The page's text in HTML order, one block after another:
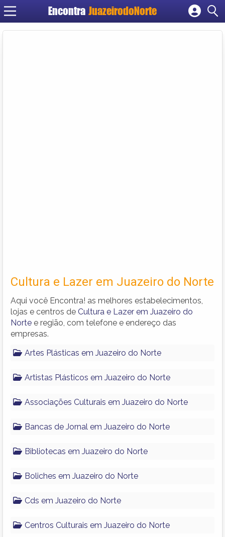
Encontra JuazeirodoNorte
Cadastrar empresa
Cultura e Lazer em Juazeiro do Norte
Aqui você Encontra! as melhores estabelecimentos,
lojas e centros de Cultura e Lazer em Juazeiro do
Norte e região, com telefone e endereço das
empresas.
Artes Plásticas em Juazeiro do Norte
Artistas Plásticos em Juazeiro do Norte
Associações Culturais em Juazeiro do Norte
Bancas de Jornal em Juazeiro do Norte
Bibliotecas em Juazeiro do Norte
Boliches em Juazeiro do Norte
Cds em Juazeiro do Norte
Centros Culturais em Juazeiro do Norte